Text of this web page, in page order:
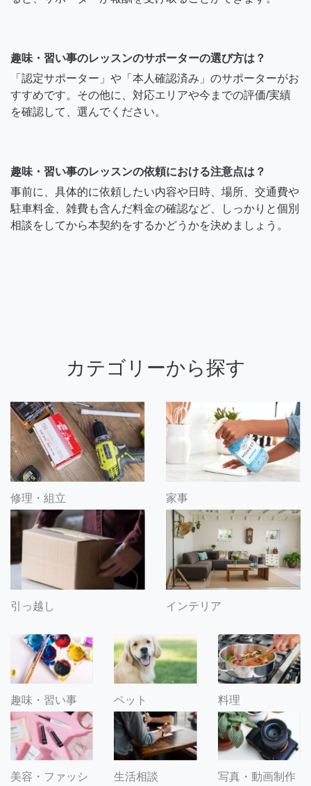
趣味・習い事のレッスンのサポーターの選び方は？
「認定サポーター」や「本人確認済み」のサポーターがお
すすめです。その他に、対応エリアや今までの評価/実績
を確認して、選んでください。
趣味・習い事のレッスンの依頼における注意点は？
事前に、具体的に依頼したい内容や日時、場所、交通費や
駐車料金、雑費も含んだ料金の確認など、しっかりと個別
相談をしてから本契約をするかどうかを決めましょう。
カテゴリーから探す
修理・組立 家事
引っ越し インテリア
趣味・習い事 ペット 料理
美容・ファッシ
生活相談 写真・動画制作